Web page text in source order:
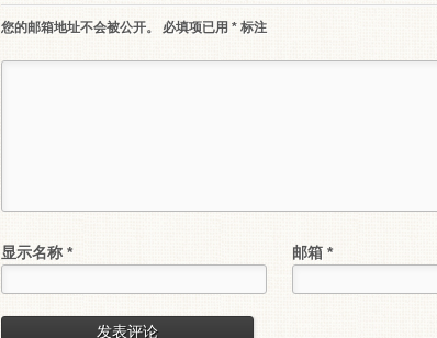
您的邮箱地址不会被公开。 必填项已用 * 标注
显示名称 * 邮箱 *